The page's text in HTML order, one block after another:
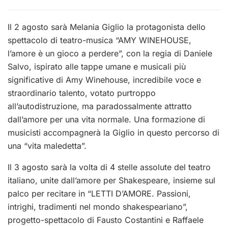
Il 2 agosto sarà Melania Giglio la protagonista dello
spettacolo di teatro-musica “AMY WINEHOUSE,
l’amore è un gioco a perdere”, con la regia di Daniele
Salvo, ispirato alle tappe umane e musicali più
significative di Amy Winehouse, incredibile voce e
straordinario talento, votato purtroppo
all’autodistruzione, ma paradossalmente attratto
dall’amore per una vita normale. Una formazione di
musicisti accompagnerà la Giglio in questo percorso di
una “vita maledetta”.
Il 3 agosto sarà la volta di 4 stelle assolute del teatro
italiano, unite dall’amore per Shakespeare, insieme sul
palco per recitare in “LETTI D’AMORE. Passioni,
intrighi, tradimenti nel mondo shakespeariano”,
progetto-spettacolo di Fausto Costantini e Raffaele